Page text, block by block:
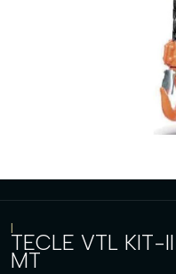
|
TECLE VTL KIT-
MT